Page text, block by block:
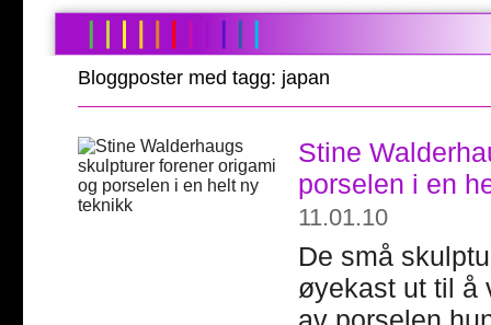
Bloggposter med tagg: japan
Stine
porselen i en
11.01.10
De små
øyekast ut til å